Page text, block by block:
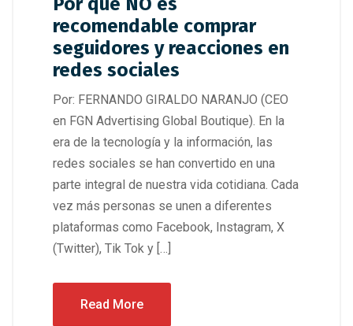
recomendable comprar
seguidores y reacciones en
redes sociales
Por: FERNANDO GIRALDO NARANJO (CEO
en FGN Advertising Global Boutique). En la
era de la tecnología y la información, las
redes sociales se han convertido en una
parte integral de nuestra vida cotidiana. Cada
vez más personas se unen a diferentes
plataformas como Facebook, Instagram, X
(Twitter), Tik Tok y […]
Read More